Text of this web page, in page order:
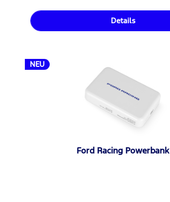
Details
NEU
Ford Racing Powerbank